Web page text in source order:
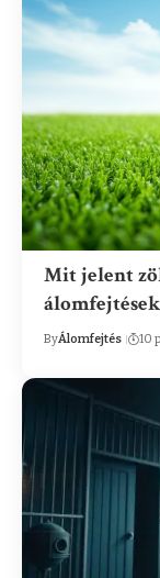
Mit jelent
álomfejtések
ByÁlomfejtés 10